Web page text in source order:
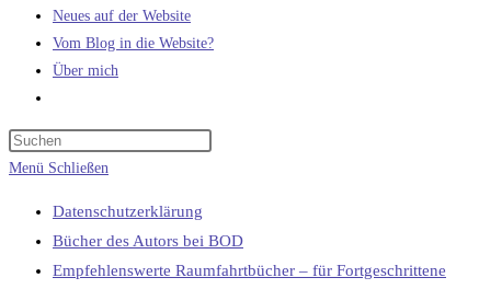
Neues auf der Website
Vom Blog in die Website?
Über mich
umschalten
Menü Schließen
Datenschutzerklärung
Bücher des Autors bei BOD
Empfehlenswerte Raumfahrtbücher – für Fortgeschrittene